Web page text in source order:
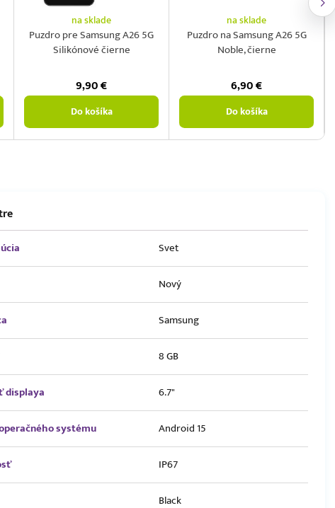
na sklade
Puzdro pre Samsung A26 5G
Silikónové čierne
9,90€
Do košíka
na sklade
Puzdro na Samsung A26 5G
Noble, čierne
6,90€
Do košíka
Svet
Nový
Samsung
8 GB
displaya 6.7"
systému Android 15
IP67
Black